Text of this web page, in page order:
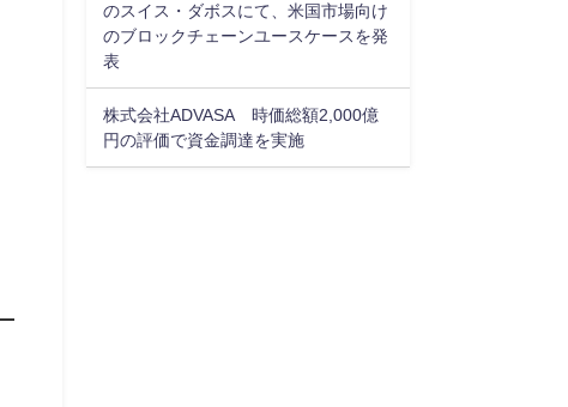
のスイス・ダボスにて、米国市場向け
のブロックチェーンユースケースを発
表
株式会社ADVASA 時価総額2,000億
円の評価で資金調達を実施